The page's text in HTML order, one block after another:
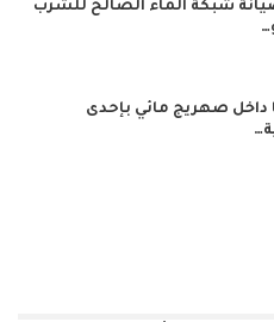
شبكة الماء الصالح للشرب
صهريج مائي بإحدى